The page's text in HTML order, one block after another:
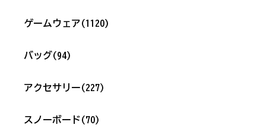
ゲームウェア(1120)
バッグ(94)
アクセサリー(227)
スノーボード(70)